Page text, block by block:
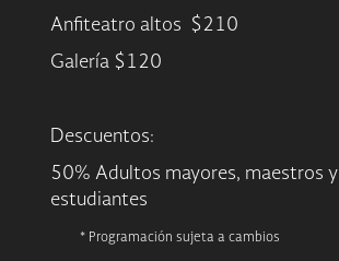
Anfiteatro altos $210
Galería $120
Descuentos:
50% Adultos mayores, maestros y
estudiantes
* Programación sujeta a cambios